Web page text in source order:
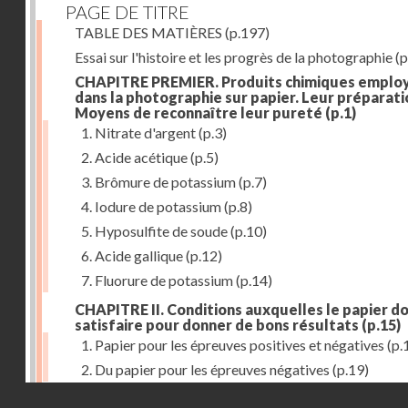
PAGE DE TITRE
TABLE DES MATIÈRES (p.197)
Essai sur l'histoire et les progrès de la photographie
CHAPITRE PREMIER. Produits chimiques
dans la photographie sur papier. Leur
Moyens de reconnaître leur pureté (p.1)
1. Nitrate d'argent(p.3)
2. Acide acétique(p.5)
3. Brômure de potassium(p.7)
4. Iodure de potassium(p.8)
5. Hyposulfite de soude(p.10)
6. Acide gallique(p.12)
7. Fluorure de potassium(p.14)
CHAPITRE II. Conditions auxquelles le papier
satisfaire pour donner de bons résultats (p.15)
1. Papier pour les épreuves positives et négatives
2. Du papier pour les épreuves négatives (p.19)